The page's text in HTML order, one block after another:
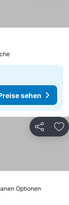
sehen
Teilen
Optionen